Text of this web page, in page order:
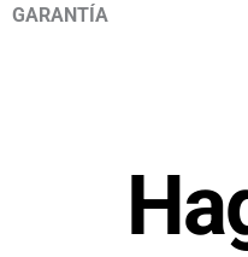
GARANTÍA